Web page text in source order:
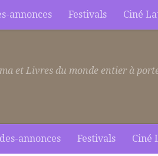
annonces Festivals Ciné
et Livres du monde entier à
annonces Festivals Ciné